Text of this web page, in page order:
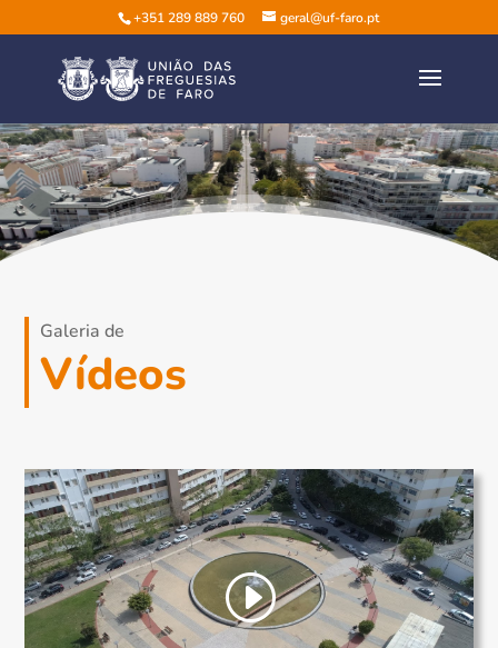
+351 289 889 760 geral@uf-faro.pt
Galeria de
Vídeos